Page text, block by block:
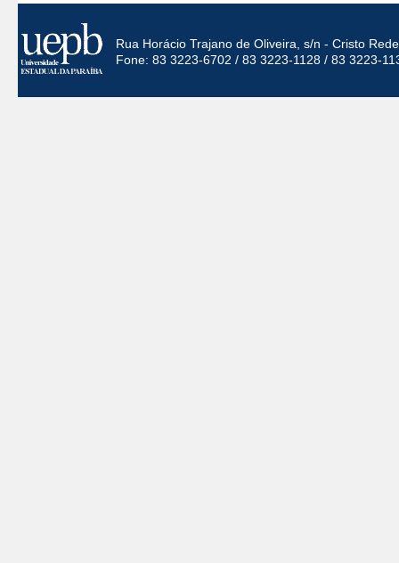
Rua Horácio Trajano de Oliveira, s/n - Cristo
Fone: 83 3223-6702 / 83 3223-1128 / 83 3223-